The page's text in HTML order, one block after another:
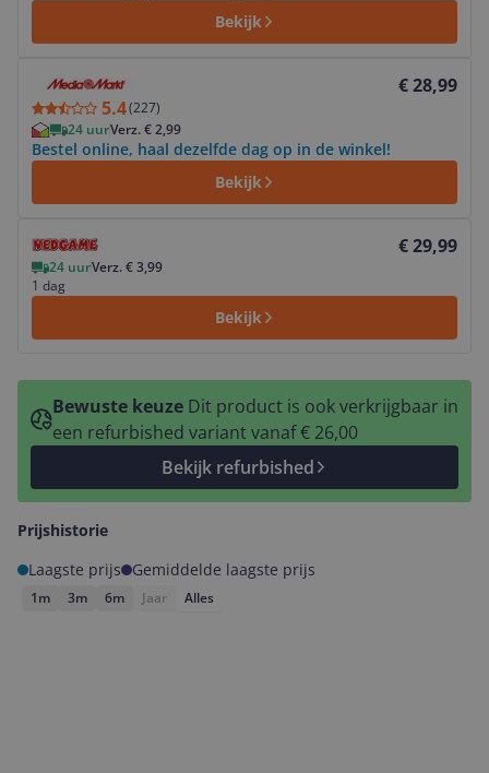
Bekijk
5.4(227)
€ 28,99
24 uurVerz. € 2,99
Bestel online, haal dezelfde dag op in de winkel!
Bekijk
€ 29,99
24 uurVerz. € 3,99
1 dag
Bekijk
Bewuste keuze Dit product is ook verkrijgbaar in
een refurbished variant vanaf € 26,00
Bekijk refurbished
Prijshistorie
Laagste prijs
Gemiddelde laagste prijs
1m 3m 6m Jaar Alles